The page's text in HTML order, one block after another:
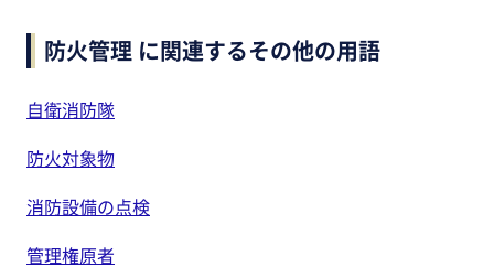
防火管理 に関連するその他の用語
自衛消防隊
防火対象物
消防設備の点検
管理権原者